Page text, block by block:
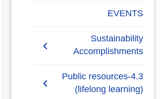
EVENTS
Sustainability
Accomplishments
2019-2020
4.3-Public resources
(lifelong learning)